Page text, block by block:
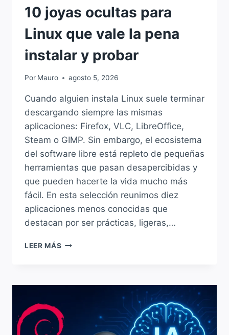
10 joyas ocultas para
Linux que vale la pena
instalar y probar
Por Mauro agosto 5, 2026
Cuando alguien instala Linux suele terminar
descargando siempre las mismas
aplicaciones: Firefox, VLC, LibreOffice,
Steam o GIMP. Sin embargo, el ecosistema
del software libre está repleto de pequeñas
herramientas que pasan desapercibidas y
que pueden hacerte la vida mucho más
fácil. En esta selección reunimos diez
aplicaciones menos conocidas que
destacan por ser prácticas, ligeras,…
LEER MÁS
LINUX
LA
PENA